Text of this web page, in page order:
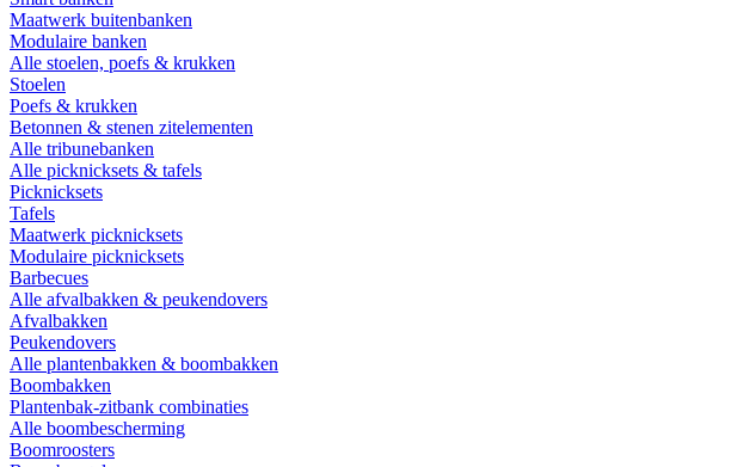
Maatwerk buitenbanken
Modulaire banken
Alle stoelen, poefs & krukken
Stoelen
Poefs & krukken
Betonnen & stenen zitelementen
Alle tribunebanken
Alle picknicksets & tafels
Picknicksets
Tafels
Maatwerk picknicksets
Modulaire picknicksets
Barbecues
Alle afvalbakken & peukendovers
Afvalbakken
Peukendovers
Alle plantenbakken & boombakken
Boombakken
Plantenbak-zitbank combinaties
Alle boombescherming
Boomroosters